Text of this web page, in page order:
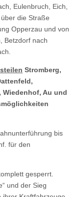
Eulenbruch, Eich,
die Straße
Opperzau und von
Betzdorf nach
Stromberg,
Wiedenhof, Au und
bis
für den
gesperrt.
und der Sieg